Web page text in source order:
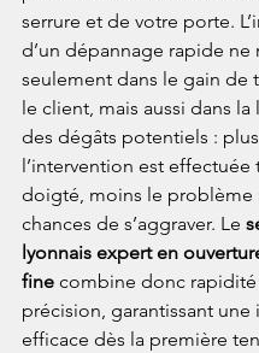
serrure et de votre porte.
d’un dépannage rapide ne
seulement dans le gain de
le client, mais aussi dans
des dégâts potentiels : plus
l’intervention est effectuée
doigté, moins le problème
chances de s’aggraver. Le
lyonnais expert en
fine combine donc
précision, garantissant une
efficace dès la première